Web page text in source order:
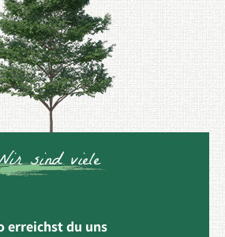
sind viele
erreichst du uns